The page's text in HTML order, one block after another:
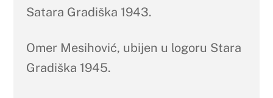
Satara Gradiška 1943.
Omer Mesihović, ubijen u logoru Stara
Gradiška 1945.